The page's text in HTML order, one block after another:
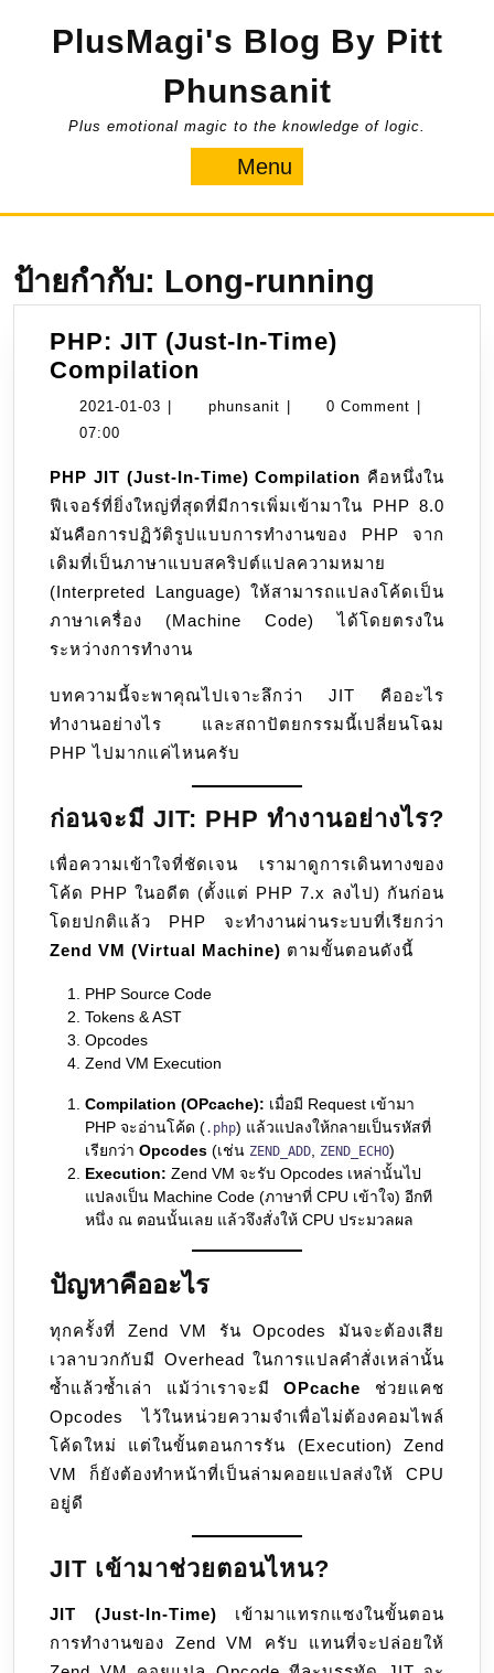
PlusMagi's Blog By Pitt
Phunsanit
Plus emotional magic to the knowledge of logic.
Menu
ป้ายกำกับ: Long-running
PHP: JIT (Just-In-Time)
Compilation
JIT
Time)
Compilation
2021-01-03 2021- phunsanit phunsanit0 Comment
07:00
PHP JIT (Just-In-Time) Compilation คือหนึ่งใน
ฟีเจอร์ที่ยิ่งใหญ่ที่สุดที่มีการเพิ่มเข้ามาใน PHP 8.0
มันคือการปฏิวัติรูปแบบการทำงานของ PHP จาก
เดิมที่เป็นภาษาแบบสคริปต์แปลความหมาย
(Interpreted Language) ให้สามารถแปลงโค้ดเป็น
ภาษาเครื่อง (Machine Code) ได้โดยตรงใน
ระหว่างการทำงาน
บทความนี้จะพาคุณไปเจาะลึกว่า JIT คืออะไร
ทำงานอย่างไร และสถาปัตยกรรมนี้เปลี่ยนโฉม
PHP ไปมากแค่ไหนครับ
ก่อนจะมี JIT: PHP ทำงานอย่างไร?
เพื่อความเข้าใจที่ชัดเจน เรามาดูการเดินทางของ
โค้ด PHP ในอดีต (ตั้งแต่ PHP 7.x ลงไป) กันก่อน
โดยปกติแล้ว PHP จะทำงานผ่านระบบที่เรียกว่า
Zend VM (Virtual Machine) ตามขั้นตอนดังนี้
PHP Source Code
Tokens & AST
Opcodes
Zend VM Execution
Compilation (OPcache): เมื่อมี Request เข้ามา
PHP จะอ่านโค้ด (.php) แล้วแปลงให้กลายเป็นรหัสที่
เรียกว่า Opcodes (เช่น ZEND_ADD, ZEND_ECHO)
Execution: Zend VM จะรับ Opcodes เหล่านั้นไป
แปลงเป็น Machine Code (ภาษาที่ CPU เข้าใจ) อีกที
หนึ่ง ณ ตอนนั้นเลย แล้วจึงสั่งให้ CPU ประมวลผล
ปัญหาคืออะไร
ทุกครั้งที่ Zend VM รัน Opcodes มันจะต้องเสีย
เวลาบวกกับมี Overhead ในการแปลคำสั่งเหล่านั้น
ซ้ำแล้วซ้ำเล่า แม้ว่าเราจะมีOPcache ช่วยแคช
Opcodes ไว้ในหน่วยความจำเพื่อไม่ต้องคอมไพล์
โค้ดใหม่ แต่ในขั้นตอนการรัน (Execution) Zend
VM ก็ยังต้องทำหน้าที่เป็นล่ามคอยแปลส่งให้ CPU
อยู่ดี
JIT เข้ามาช่วยตอนไหน?
JIT (Just-In-Time) เข้ามาแทรกแซงในขั้นตอน
การทำงานของ Zend VM ครับ แทนที่จะปล่อยให้